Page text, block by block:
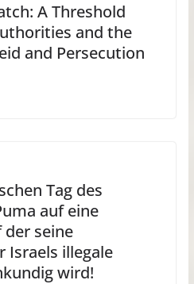
A Threshold
and the
and Persecution
Tag des
auf eine
seine
Israels illegale
wird!